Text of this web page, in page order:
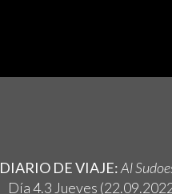
DIARIO DE VIAJE:Al
Día 4.3 Jueves